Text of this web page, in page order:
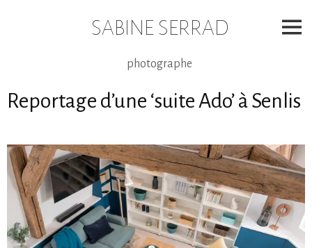
SABINE SERRAD
photographe
Reportage d’une ‘suite Ado’ à Senlis